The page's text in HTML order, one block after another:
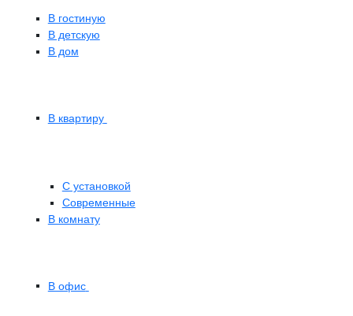
В гостиную
В детскую
В дом
В квартиру
С установкой
Современные
В комнату
В офис